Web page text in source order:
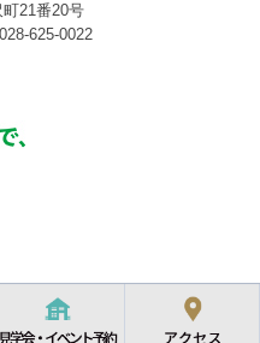
21番20号
625-0022
Co.,Ltd. All Rights Reserved.